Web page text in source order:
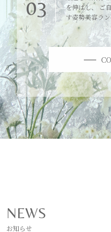
03
を伸ばし、 ご
す姿勢美容ラ
NEWS
お知らせ